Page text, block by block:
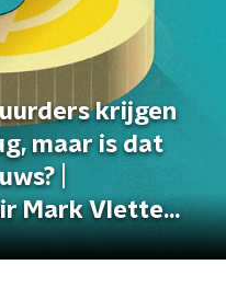
krijgen
maar is dat
|
Mark Vletter
bedrijf